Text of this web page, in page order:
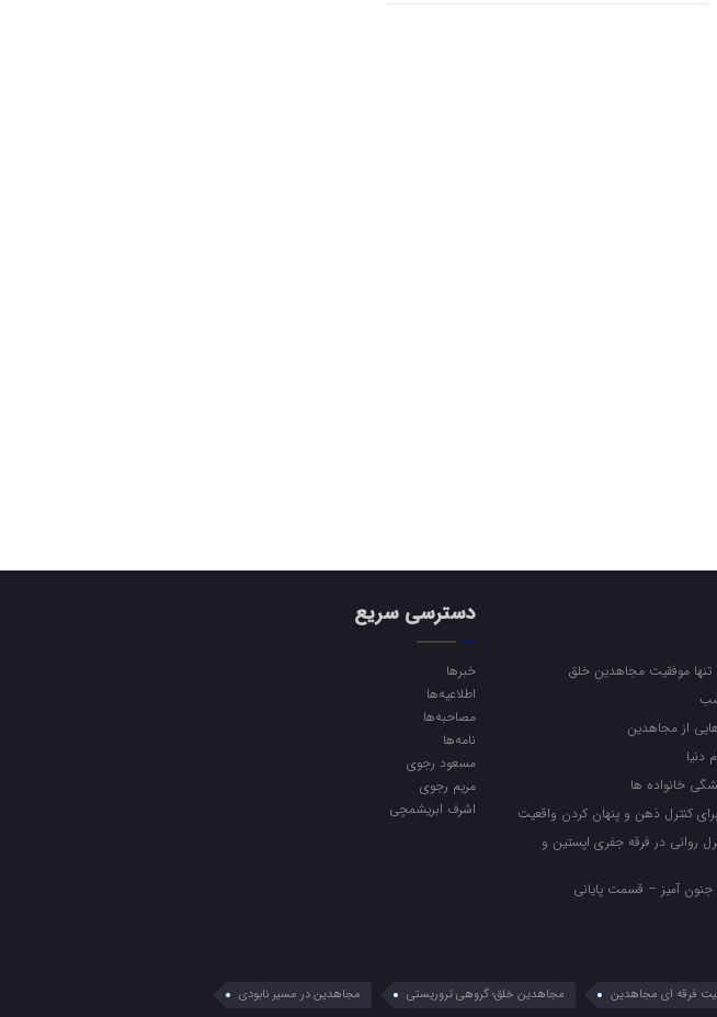
موفقیت مجاهدین خلق
از مجاهدین
دنیا
خانواده ها
برای کنترل ذهن و پنهان کردن واقعیت
روانی در فرقه جفری اپستین و
آمیز – قسمت پایانی
دسترسی سریع
خبرها
اطلاعیه‌ها
مصاحبه‌ها
نامه‌ها
مسعود رجوی
مریم رجوی
اشرف ابریشمچی
فرقه ای مجاهدین مجاهدین خلق؛ گروهی تروریستی مجاهدین در مسیر نابودی